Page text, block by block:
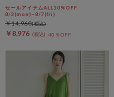
ーブジャケット／
セールアイテムALL10%OFF
8/3(mon)~8/7(fri)
￥8,976 40％OFF
￥14,960